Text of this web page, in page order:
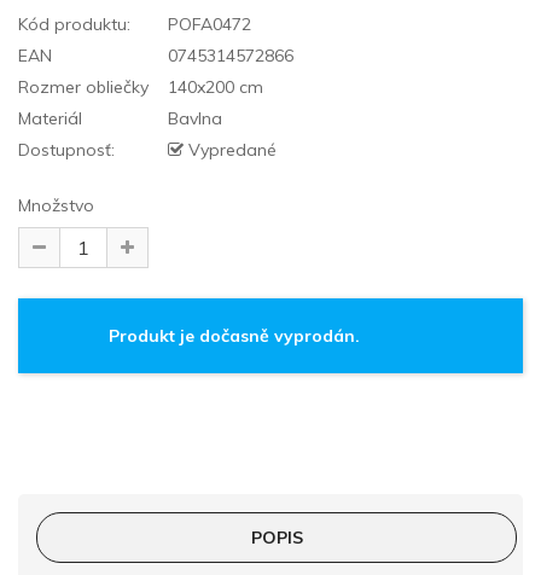
Kód produktu:
POFA0472
EAN
0745314572866
Rozmer obliečky
140x200 cm
Materiál
Bavlna
Dostupnosť:
Vypredané
Množstvo
Produkt je dočasně vyprodán.
POPIS